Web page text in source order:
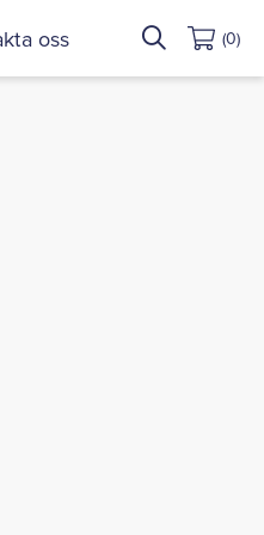
oss
Sök
efter:
(0)